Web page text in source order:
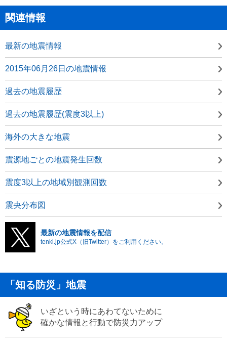
関連情報
最新の地震情報
2015年06月26日の地震情報
過去の地震履歴
過去の地震履歴(震度3以上)
海外の大きな地震
震源地ごとの地震発生回数
震度3以上の地域別観測回数
震央分布図
最新の地震情報を配信
tenki.jp公式X（旧Twitter）をご利用ください。
「知る防災」地震
いざという時にあわてないために
確かな情報と行動で防災力アップ